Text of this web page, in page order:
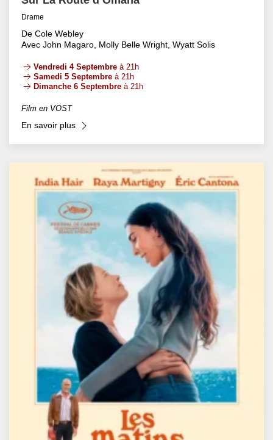
Drame
De Cole Webley
Avec John Magaro, Molly Belle Wright, Wyatt Solis
Vendredi 4 Septembre à 21h
Samedi 5 Septembre à 21h
Dimanche 6 Septembre à 21h
Film en VOST
En savoir plus